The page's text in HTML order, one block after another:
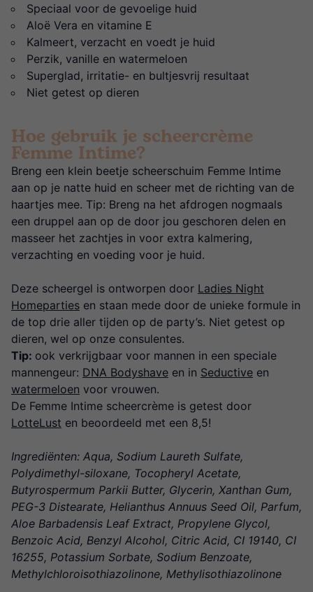
Speciaal voor de gevoelige huid
Aloë Vera en vitamine E
Kalmeert, verzacht en voedt je huid
Perzik, vanille en watermeloen
Superglad, irritatie- en bultjesvrij resultaat
Niet getest op dieren
Hoe gebruik je scheercrème
Femme Intime?
Breng een klein beetje scheerschuim Femme Intime
aan op je natte huid en scheer met de richting van de
haartjes mee. Tip: Breng na het afdrogen nogmaals
een druppel aan op de door jou geschoren delen en
masseer het zachtjes in voor extra kalmering,
verzachting en voeding voor je huid.
Deze scheergel is ontworpen door Ladies Night
Homeparties en staan mede door de unieke formule in
de top drie aller tijden op de party’s. Niet getest op
dieren, wel op onze consulentes.
Tip: ook verkrijgbaar voor mannen in een speciale
mannengeur: DNA Bodyshave en in Seductive en
watermeloen voor vrouwen.
De Femme Intime scheercrème is getest door
LotteLust en beoordeeld met een 8,5!
Ingrediënten: Aqua, Sodium Laureth Sulfate,
Polydimethyl-siloxane, Tocopheryl Acetate,
Butyrospermum Parkii Butter, Glycerin, Xanthan Gum,
PEG-3 Distearate, Helianthus Annuus Seed Oil, Parfum,
Aloe Barbadensis Leaf Extract, Propylene Glycol,
Benzoic Acid, Benzyl Alcohol, Citric Acid, CI 19140, CI
16255, Potassium Sorbate, Sodium Benzoate,
Methylchloroisothiazolinone, Methylisothiazolinone